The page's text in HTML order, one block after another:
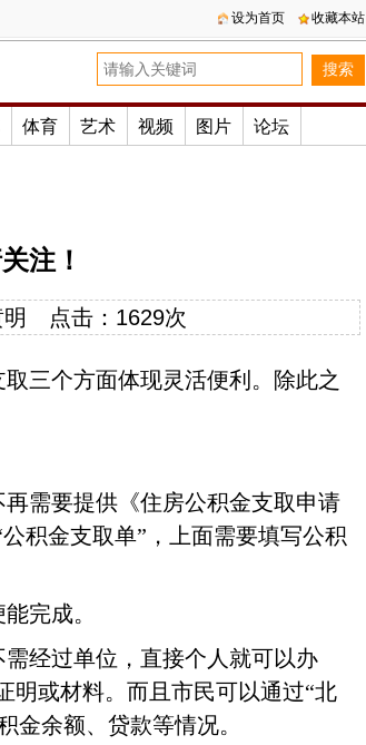
设为首页 收藏本站
体育 艺术 视频 图片 论坛
注！
点击： 1629次
三个方面体现灵活便利。除此之
需要提供《住房公积金支取申请
积金支取单”，上面需要填写公积
完成。
经过单位，直接个人就可以办
明或材料。而且市民可以通过“北
金余额、贷款等情况。